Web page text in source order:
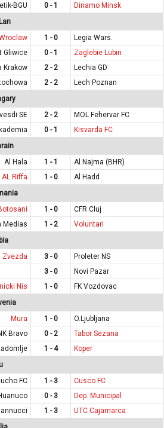
BGU 0 - 1
Dinamo Minsk
1 - 0
Legia Wars.
Gliwice 0 - 1
Zaglebie Lubin
Krakow 2 - 2
Lechia GD
2 - 2
Lech Poznan
SE 2 - 2
MOL Fehervar FC
0 - 1
Kisvarda FC
Al Hala 1 - 1
Al Najma (BHR)
AL Riffa 1 - 0
Al Hadd
1 - 0
CFR Cluj
Medias 1 - 2
Voluntari
Zvezda 3 - 0
Proleter NS
3 - 0
Novi Pazar
Nis 1 - 0
FK Vozdovac
Mura 1 - 0
O.Ljubljana
Bravo 0 - 2
Tabor Sezana
1 - 4
Koper
FC 1 - 3
Cusco FC
0 - 3
Dep. Municipal
1 - 3
UTC Cajamarca